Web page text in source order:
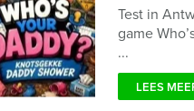
Test in
game
...
LEES